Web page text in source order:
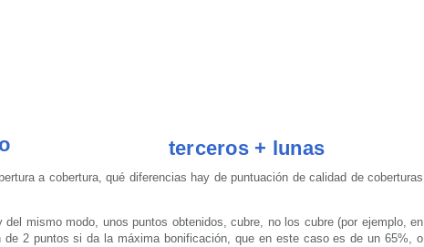
terceros + lunas
a cobertura, qué diferencias hay de puntuación de calidad de coberturas
mismo modo, unos puntos obtenidos, cubre, no los cubre (por ejemplo, en
de 2 puntos si da la máxima bonificación, que en este caso es de un 65%, o